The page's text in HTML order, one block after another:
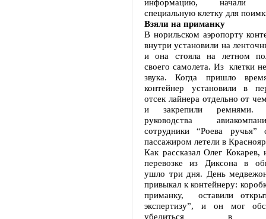
информацию, начали
специальную клетку для
Взяли на приманку
В норильском аэропорту
внутри установили на
и она стояла на летном
своего самолета. Из клетки
звука. Когда пришло
контейнер установили в
отсек лайнера отдельно от
и закрепили
руководства
сотрудники “Роева
пассажиром летели в
Как рассказал Олег Кокарев,
перевозке из Диксона в
ушло три дня. День
привыкал к контейнеру:
приманку, оставили
экспертизу”, и он мог
убедиться в